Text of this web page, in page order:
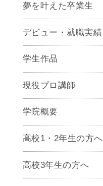
夢を叶えた卒業生
デビュー・就職実績
学生作品
現役プロ講師
学院概要
高校1・2年生の方へ
高校3年生の方へ